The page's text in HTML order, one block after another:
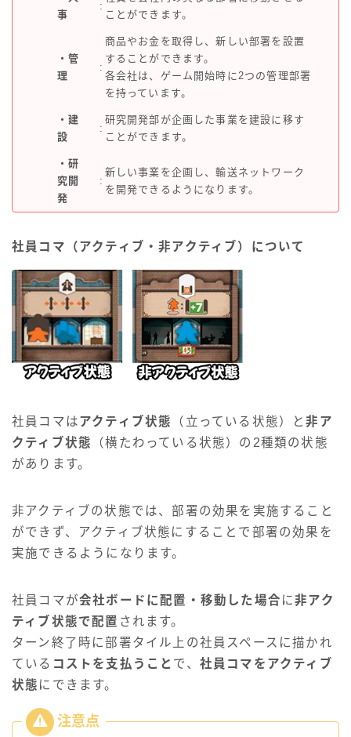
事
:
ことができます。
・管
理
:
商品やお金を取得し、新しい部署を設置
することができます。
各会社は、ゲーム開始時に2つの管理部署
を持っています。
・建
設
:
研究開発部が企画した事業を建設に移す
ことができます。
・研
究開
発
:
新しい事業を企画し、輸送ネットワーク
を開発できるようになります。
社員コマ（アクティブ・非アクティブ）について
社員コマはアクティブ状態 （立っている状態）と非ア
クティブ状態
（横たわっている状態）の2種類の状態
があります。
非アクティブの状態では、部署の効果を実施すること
ができず、アクティブ状態にすることで部署の効果を
実施できるようになります。
社員コマが会社ボードに配置・移動した場合 に非アク
ティブ状態で配置 されます。
ターン終了時に部署タイル上の社員スペースに描かれ
ている コストを支払うこと で、 社員コマをアクティブ
状態 にできます。